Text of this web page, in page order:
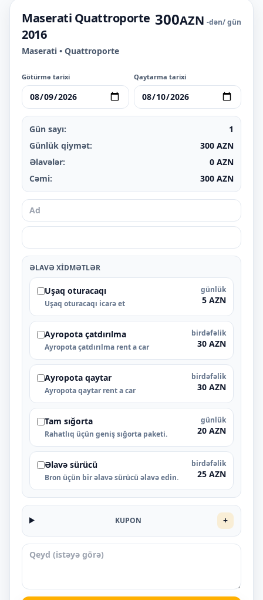
Maserati Quattroporte
2016
Maserati • Quattroporte
300AZN -dən/ gün
Götürmə tarixi Qaytarma tarixi
Gün sayı:
1
Günlük qiymət:
300 AZN
Əlavələr:
0 AZN
Cəmi:
300 AZN
ƏLAVƏ XIDMƏTLƏR
Uşaq oturacaqı
Uşaq oturacaqı icarə et
günlük
5 AZN
Ayropota çatdırılma
Ayropota çatdırılma rent a car
birdəfəlik
30 AZN
Ayropota qaytar
Ayropota qaytar rent a car
birdəfəlik
30 AZN
Tam sığorta
Rahatlıq üçün geniş sığorta paketi.
günlük
20 AZN
Əlavə sürücü
Bron üçün bir əlavə sürücü əlavə edin.
birdəfəlik
25 AZN
KUPON +